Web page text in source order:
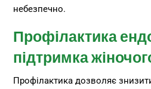
небезпечно.
Профілактика
підтримка
Профілактика дозволяє